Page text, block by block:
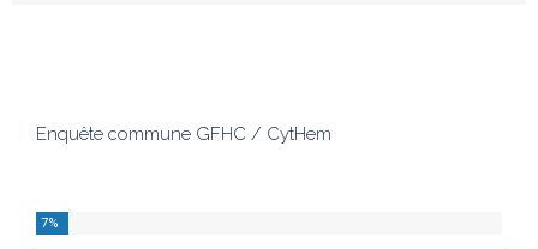
Enquête commune GFHC / CytHem
7%